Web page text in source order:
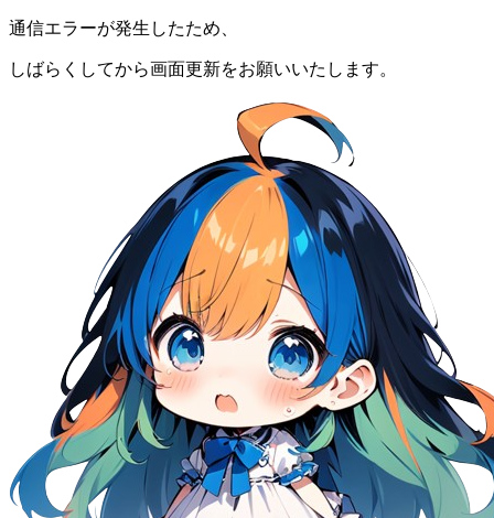
通信エラーが発生したため、
しばらくしてから画面更新をお願いいたします。